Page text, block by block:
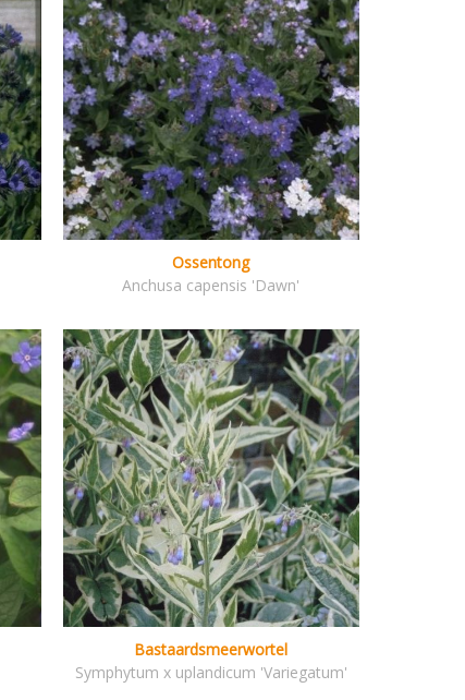
Ossentong
Anchusa capensis 'Dawn'
Bastaardsmeerwortel
Symphytum x uplandicum 'Variegatum'